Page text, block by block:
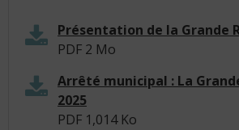
Présentation de la Grande
PDF 2 Mo
Arrêté municipal : La
2025
PDF 1,014 Ko